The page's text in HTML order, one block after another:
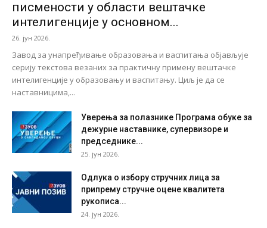
писмености у области вештачке
интелигенције у основном...
26. јун 2026.
Завод за унапређивање образовања и васпитања објављује
серију текстова везаних за практичну примену вештачке
интелигенције у образовању и васпитању. Циљ је да се
наставницима,...
Уверења за полазнике Програмa обуке за
дежурне наставнике, супервизоре и
председнике...
25. јун 2026.
Одлука о избору стручних лица за
припрему стручне оцене квалитета
рукописа...
24. јун 2026.